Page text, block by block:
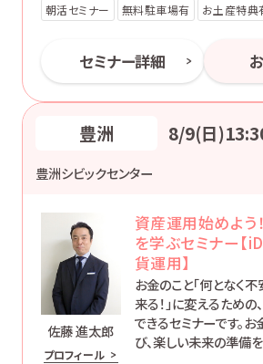
朝活セミナー
無料駐車場有 お土産特典
セミナー詳細
豊洲 8/9(日
豊洲シビックセンター
佐藤 進太郎
プロフィール
資産運用始めよう
を学ぶセミナー【
貨運用】
お金のこと「何となく不
来る！」に変えるため
できるセミナーです。
び、楽しい未来の準備を